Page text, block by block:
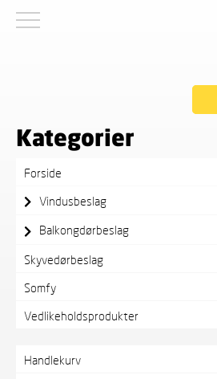
Kategorier
Forside
Vindusbeslag
Balkongdørbeslag
Skyvedørbeslag
Somfy
Vedlikeholdsprodukter
Handlekurv